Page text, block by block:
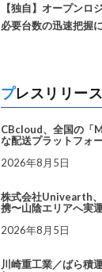
【独自】オープンロ
必要台数の迅速把握
プレスリリー
CBcloud、全国の「
な配送プラットフォ
2026年8月5日
株式会社Univearth
携〜山陰エリアへ実
2026年8月5日
川崎重工業／ばら積